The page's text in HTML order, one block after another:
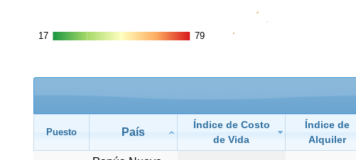
17
17 79
79
Puesto País
Índice de Costo
de Vida
Índice de
Alquiler